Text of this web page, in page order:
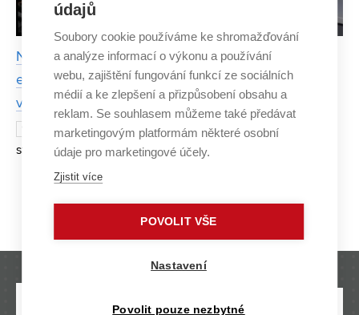
Nikde jinde na světě by to nefungovalo, říká
elektroinženýr a nadšenec do technického
vzdělávání Todd Freeborn
9. ČERVENCE 2024
Na rozdíl od průměrného českého
studenta se američtí studenti často nepodívají za hranice
své země, státu, a dokonce ani rodného města. Změnit se
Strana 1/4 1 2 3 4 »
údajů
Soubory cookie používáme ke shromažďování
a analýze informací o výkonu a používání
webu, zajištění fungování funkcí ze sociálních
médií a ke zlepšení a přizpůsobení obsahu a
reklam. Se souhlasem můžeme také předávat
marketingovým platformám některé osobní
údaje pro marketingové účely.
Zjistit více
POVOLIT VŠE
Nastavení
Povolit pouze nezbytné